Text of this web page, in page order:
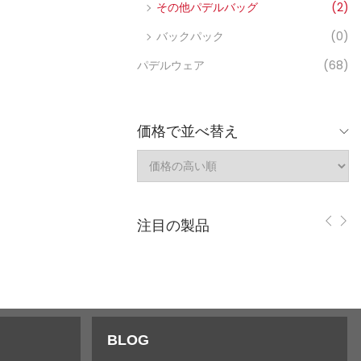
その他パデルバッグ
(2)
バックパック
(0)
パデルウェア
(68)
価格で並べ替え
注目の製品
BLOG